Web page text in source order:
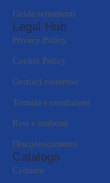
Guida serramenti
Legal Hub
Privacy Policy
Cookie Policy
Gestisci consenso
Termini e condizioni
Resi e rimborsi
Disconoscimento
Catalogo
Cerniere